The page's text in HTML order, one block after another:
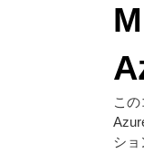
こ
ショ